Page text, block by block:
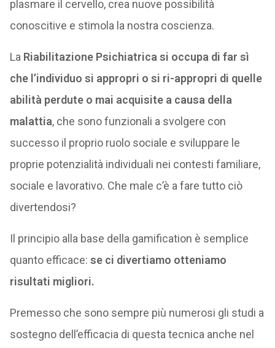
plasmare il cervello, crea nuove possibilità
conoscitive e stimola la nostra coscienza.
La Riabilitazione Psichiatrica si occupa di far sì
che l’individuo si appropri o si ri-appropri di quelle
abilità perdute o mai acquisite a causa della
malattia, che sono funzionali a svolgere con
successo il proprio ruolo sociale e sviluppare le
proprie potenzialità individuali nei contesti familiare,
sociale e lavorativo. Che male c’è a fare tutto ciò
divertendosi?
Il principio alla base della gamification è semplice
quanto efficace: se ci divertiamo otteniamo
risultati migliori.
Premesso che sono sempre più numerosi gli studi a
sostegno dell’efficacia di questa tecnica anche nel